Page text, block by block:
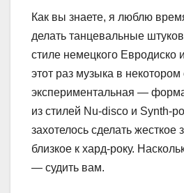
Как вы знаете, я люблю
делать танцевальные
стиле немецкого Евродиско
этот раз музыка в
экспериментальная —
из стилей Nu-disco и Synth-
захотелось сделать жесткое
близкое к хард-року.
— судить вам.